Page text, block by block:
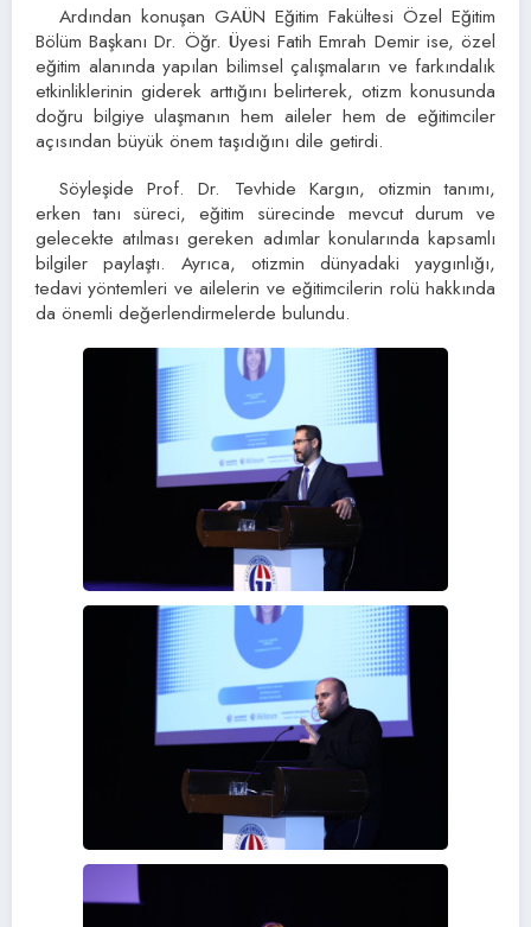
Ardından konuşan GAÜN Eğitim Fakültesi Özel Eğitim
Bölüm Başkanı Dr. Öğr. Üyesi Fatih Emrah Demir ise, özel
eğitim alanında yapılan bilimsel çalışmaların ve farkındalık
etkinliklerinin giderek arttığını belirterek, otizm konusunda
doğru bilgiye ulaşmanın hem aileler hem de eğitimciler
açısından büyük önem taşıdığını dile getirdi.
Söyleşide Prof. Dr. Tevhide Kargın, otizmin tanımı,
erken tanı süreci, eğitim sürecinde mevcut durum ve
gelecekte atılması gereken adımlar konularında kapsamlı
bilgiler paylaştı. Ayrıca, otizmin dünyadaki yaygınlığı,
tedavi yöntemleri ve ailelerin ve eğitimcilerin rolü hakkında
da önemli değerlendirmelerde bulundu.